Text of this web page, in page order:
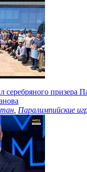
серебряного призера
Паралимпийские